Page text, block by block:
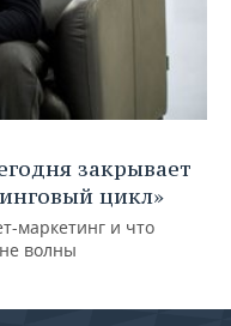
закрывает
цикл»
маркетинг и что
волны